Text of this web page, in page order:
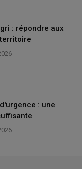
: répondre aux
: une